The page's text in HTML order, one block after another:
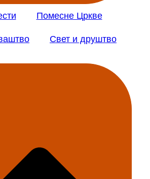
Помесне Цркве
Свет и друштво